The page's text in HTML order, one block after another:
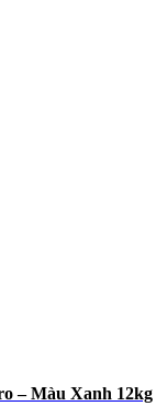
Gas Saigon Petro – Màu Xanh 12kg